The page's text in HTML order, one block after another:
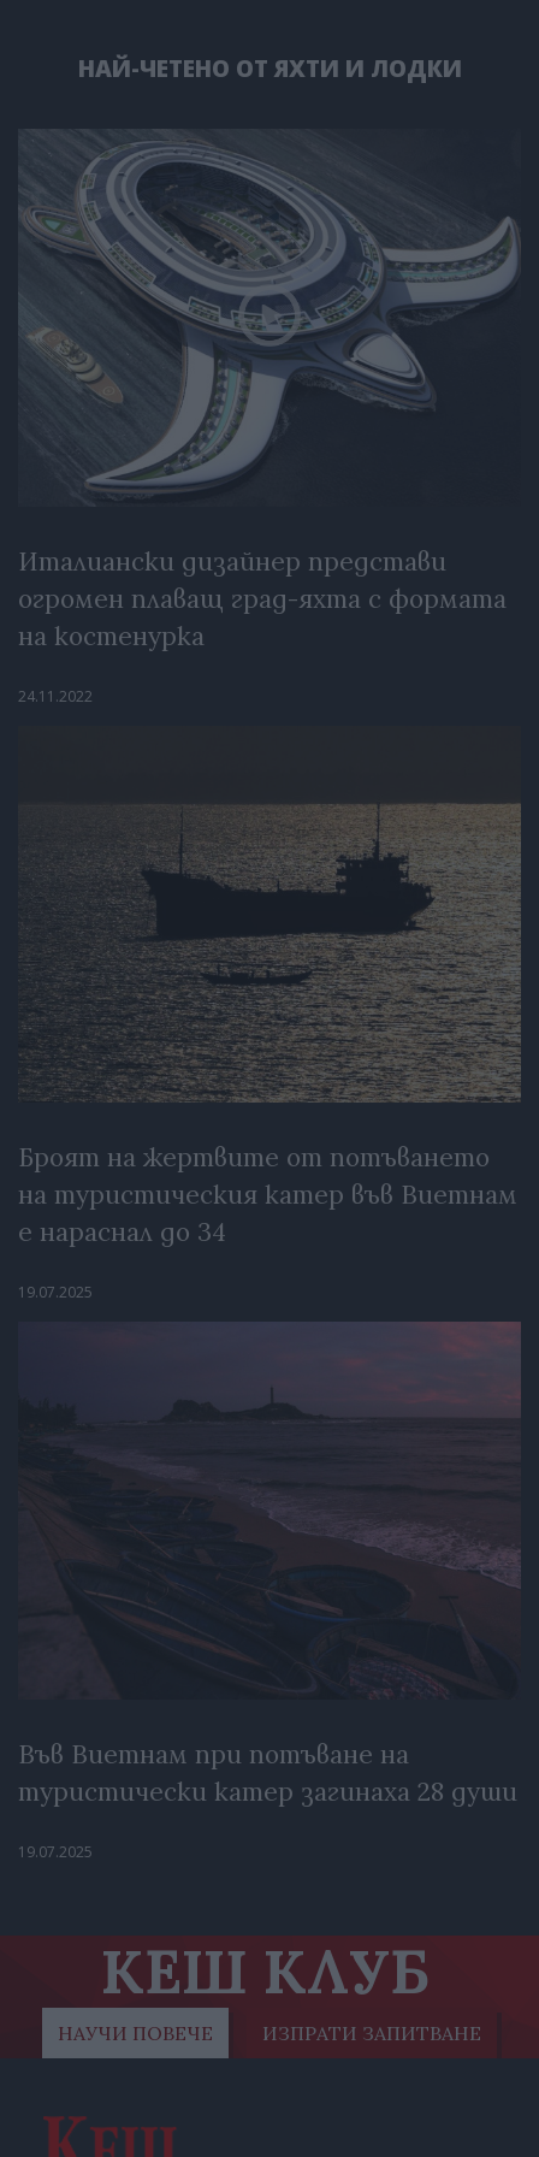
НАЙ-ЧЕТЕНО ОТ ЯХТИ И ЛОДКИ
Италиански дизайнер представи
огромен плаващ град-яхта с формата
на костенурка
24.11.2022
Броят на жертвите от потъването
на туристическия катер във Виетнам
е нараснал до 34
19.07.2025
Във Виетнам при потъване на
туристически катер загинаха 28 души
19.07.2025
КЕШ КЛУБ
НАУЧИ ПОВЕЧЕ ИЗПРАТИ ЗАПИТВАНЕ